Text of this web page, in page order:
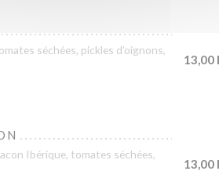
séchées, pickles d'oignons,
13,00
Ibérique, tomates séchées,
13,00